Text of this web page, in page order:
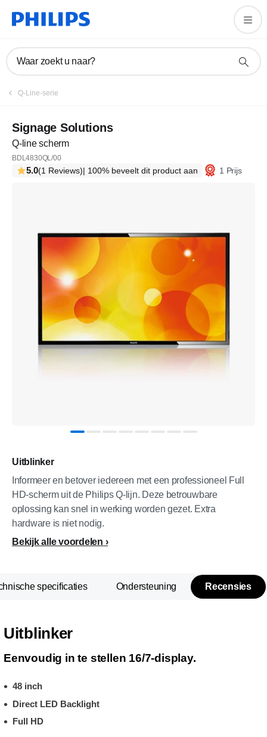
Waar zoekt u naar?
Q-Line-serie
Signage Solutions
Q-line scherm
BDL4830QL/00
5.0(1 Reviews)| 100% beveelt dit product aan 1 Prijs
Uitblinker
Informeer en betover iedereen met een professioneel Full
HD-scherm uit de Philips Q-lijn. Deze betrouwbare
oplossing kan snel in werking worden gezet. Extra
hardware is niet nodig.
Bekijk alle voordelen
specificaties Ondersteuning Recensies
Uitblinker
Eenvoudig in te stellen 16/7-display.
48 inch
Direct LED Backlight
Full HD